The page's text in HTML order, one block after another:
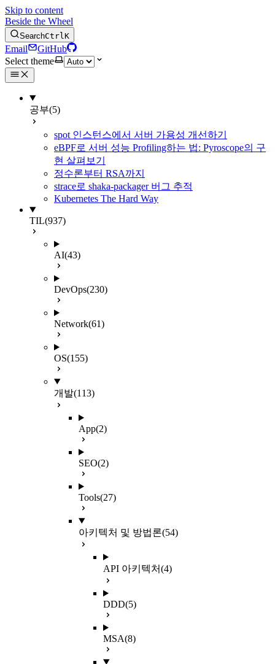
Skip to content
Beside the Wheel
SearchCtrlK
Email
GitHub
Select theme
공부(5)
spot 인스턴스에서 서버 가용성 개선하기
eBPF로 서버 성능 Profiling하는 법: Pyroscope의 구
현 살펴보기
정수론부터 RSA까지
strace로 shaka-packager 버그 추적
Kubernetes The Hard Way
TIL(937)
AI(43)
DevOps(230)
Network(61)
OS(155)
개발(113)
App(2)
SEO(2)
Tools(27)
아키텍처 및 방법론(54)
API 아키텍처(4)
DDD(5)
MSA(8)